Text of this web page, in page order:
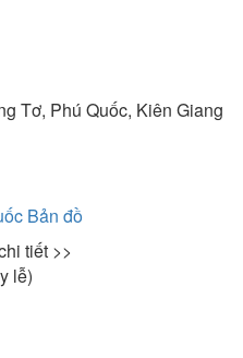
Tơ, Phú Quốc, Kiên Giang
Bản đồ
tiết >>
lễ)